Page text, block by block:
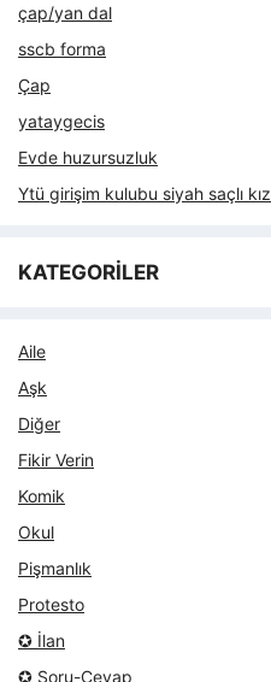
çap/yan dal
sscb forma
Çap
yataygecis
Evde huzursuzluk
Ytü girişim kulubu siyah saçlı kız
KATEGORİLER
Aile
Aşk
Diğer
Fikir Verin
Komik
Okul
Pişmanlık
Protesto
✪ İlan
✪ Soru-Cevap